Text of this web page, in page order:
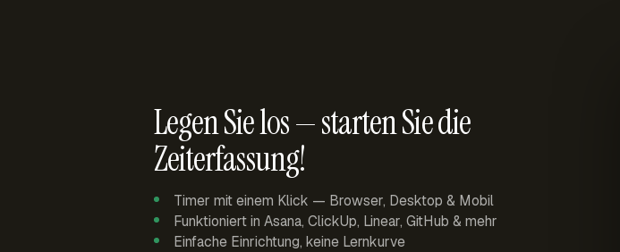
Legen Sie los — starten Sie die
Zeiterfassung!
Timer mit einem Klick — Browser, Desktop & Mobil
Funktioniert in Asana, ClickUp, Linear, GitHub & mehr
Einfache Einrichtung, keine Lernkurve